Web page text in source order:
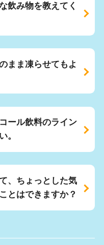
飲み物を教えてく
まま凍らせてもよ
ール飲料のライン
。
、ちょっとした気
とはできますか？